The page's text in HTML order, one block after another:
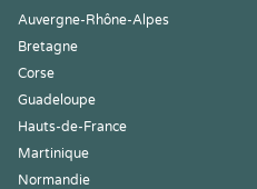
Auvergne-Rhône-Alpes
Bretagne
Corse
Guadeloupe
Hauts-de-France
Martinique
Normandie